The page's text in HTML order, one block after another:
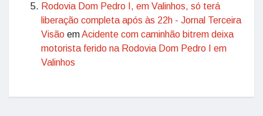
Rodovia Dom Pedro I, em Valinhos, só terá
liberação completa após às 22h - Jornal Terceira
Visão emAcidente com caminhão bitrem deixa
motorista ferido na Rodovia Dom Pedro I em
Valinhos